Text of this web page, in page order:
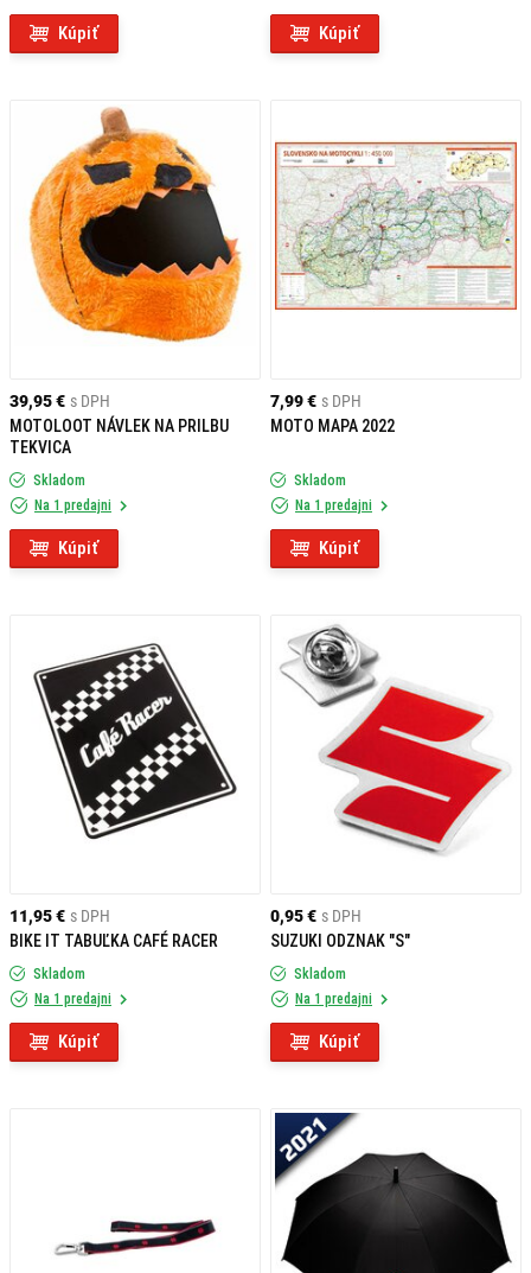
Kúpiť Kúpiť
39,95 € s DPH
MOTOLOOT NÁVLEK NA PRILBU
TEKVICA
Skladom
Na 1 predajni
Kúpiť
7,99 € s DPH
MOTO MAPA 2022
Skladom
Na 1 predajni
Kúpiť
11,95 € s DPH
BIKE IT TABUĽKA CAFÉ RACER
Skladom
Na 1 predajni
Kúpiť
0,95 € s DPH
SUZUKI ODZNAK "S"
Skladom
Na 1 predajni
Kúpiť